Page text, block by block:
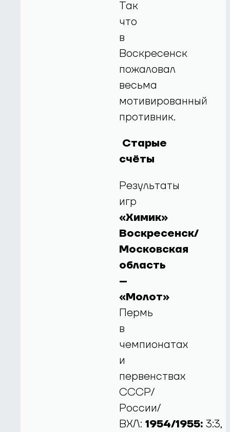
Так
что
в
Воскресенск
пожаловал
весьма
мотивированный
противник.
Старые
счёты
Результаты
игр
«Химик»
Воскресенск/
Московская
область
–
«Молот»
Пермь
в
чемпионатах
и
первенствах
СССР/
России/
ВХЛ:1954/1955:3:3,